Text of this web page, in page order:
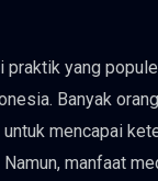
praktik yang
Banyak
mencapai
manfaat